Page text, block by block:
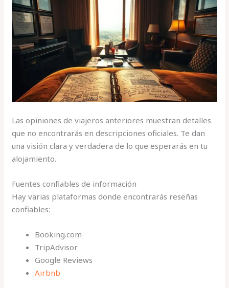
Las opiniones de viajeros anteriores muestran detalles
que no encontrarás en descripciones oficiales. Te dan
una visión clara y verdadera de lo que esperarás en tu
alojamiento.
Fuentes confiables de información
Hay varias plataformas donde encontrarás reseñas
confiables:
Booking.com
TripAdvisor
Google Reviews
Airbnb